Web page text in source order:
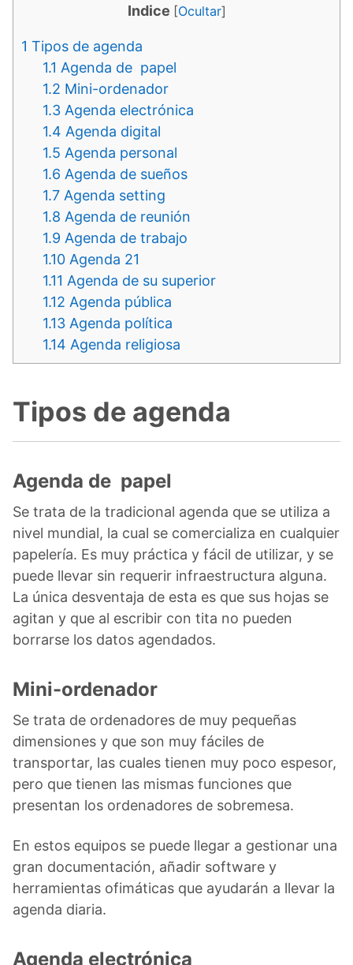
Indice [Ocultar]
1 Tipos de agenda
1.1 Agenda de papel
1.2 Mini-ordenador
1.3 Agenda electrónica
1.4 Agenda digital
1.5 Agenda personal
1.6 Agenda de sueños
1.7 Agenda setting
1.8 Agenda de reunión
1.9 Agenda de trabajo
1.10 Agenda 21
1.11 Agenda de su superior
1.12 Agenda pública
1.13 Agenda política
1.14 Agenda religiosa
Tipos de agenda
Agenda de papel
Se trata de la tradicional agenda que se utiliza a
nivel mundial, la cual se comercializa en cualquier
papelería. Es muy práctica y fácil de utilizar, y se
puede llevar sin requerir infraestructura alguna.
La única desventaja de esta es que sus hojas se
agitan y que al escribir con tita no pueden
borrarse los datos agendados.
Mini-ordenador
Se trata de ordenadores de muy pequeñas
dimensiones y que son muy fáciles de
transportar, las cuales tienen muy poco espesor,
pero que tienen las mismas funciones que
presentan los ordenadores de sobremesa.
En estos equipos se puede llegar a gestionar una
gran documentación, añadir software y
herramientas ofimáticas que ayudarán a llevar la
agenda diaria.
Agenda electrónica